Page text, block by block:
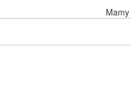
Mamy